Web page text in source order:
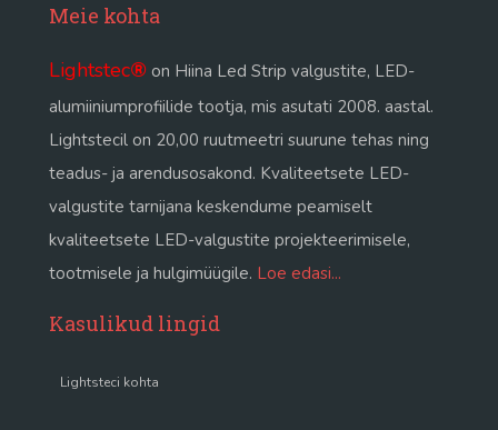
Meie kohta
Lightstec® on Hiina Led Strip valgustite, LED-
alumiiniumprofiilide tootja, mis asutati 2008. aastal.
Lightstecil on 20,00 ruutmeetri suurune tehas ning
teadus- ja arendusosakond. Kvaliteetsete LED-
valgustite tarnijana keskendume peamiselt
kvaliteetsete LED-valgustite projekteerimisele,
tootmisele ja hulgimüügile. Loe edasi...
Kasulikud lingid
Lightsteci kohta